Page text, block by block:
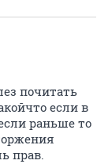
почитать
если в
раньше то
прав.